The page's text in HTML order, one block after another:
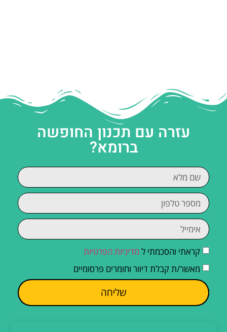
עזרה עם תכנון החופשה
ברומא?
קראתי והסכמתי ל מדיניות הפרטיות
מאשר/ת קבלת דיוור וחומרים פרסומיים
שליחה